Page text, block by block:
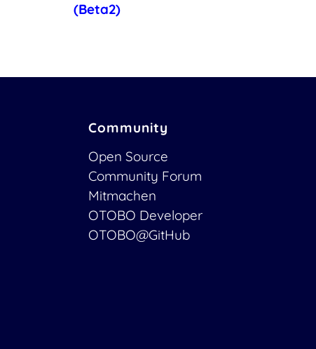
(Beta2)
Community
Open Source
Community Forum
Mitmachen
OTOBO Developer
OTOBO@GitHub